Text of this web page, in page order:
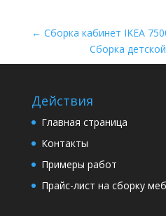
← Сборка кабинет IKEA
Сборка
Действия
Главная страница
Контакты
Примеры работ
Прайс-лист на сборку